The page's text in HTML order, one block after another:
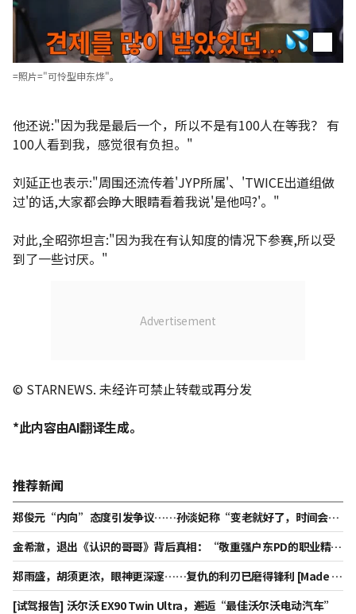
=照片="可怜型申东烨"。
他还说:"因为我是最后一个，所以不是有100人在等我？ 有
100人看到我，感觉很有负担。"
刘延正也表示:"周围还流传着'JYP所属'、'TWICE出道组做
过'的话,大家都会睁大眼睛看着我说'是他吗?'。"
对此,全昭弥坦言:"因为我在有认知度的情况下参赛,所以受
到了一些讨厌。"
© STARNEWS. 未经许可禁止转载或再分发
*此内容由AI翻译生成。
推荐新闻
郑俊元“内向”态度引发争议……孙淡妃称“变老就好了，时间会解
决一切”
金希澈，退出《认识的哥哥》背后真相：“敬重强户东PD的职业精
神……感到已达极限”[给南]
郑雨盛，胡须更浓，眼神更深邃……复仇的利刃已磨得锋利 [Made in
Korea 第二季]
[试驾报告] 沃尔沃 EX90 Twin Ultra，邂逅“最佳沃尔沃电动汽车”